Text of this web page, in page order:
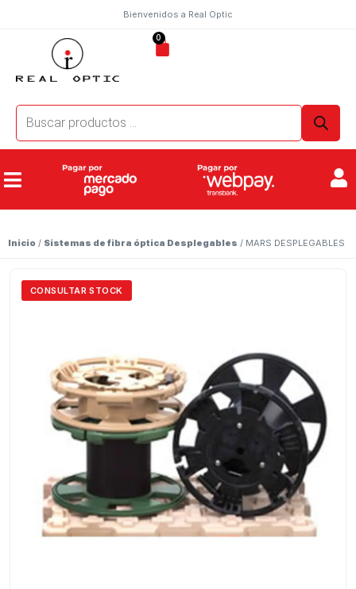
Bienvenidos a Real Optic
0
Inicio / Sistemas de fibra óptica Desplegables / MARS DESPLEGABLES
CONSULTAR STOCK